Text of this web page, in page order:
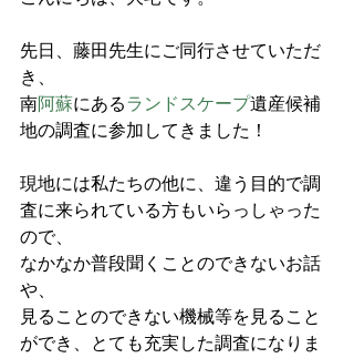
先日、藤田先生にご同行させていただ
き、
南阿蘇にあるランドスケープ遺産候補
地の調査に参加してきました！
現地には私たちの他に、違う目的で調
査に来られている方もいらっしゃった
ので、
なかなか普段聞くことのできないお話
や、
見ることのできない機械等を見ること
ができ、とても充実した調査になりま